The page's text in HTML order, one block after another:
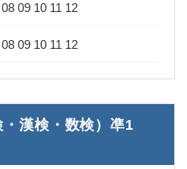
08 09 10 11 12
08 09 10 11 12
漢検・数検）凖1